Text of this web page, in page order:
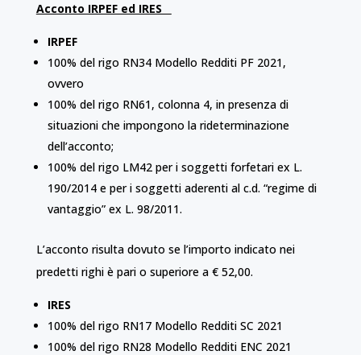
Acconto IRPEF ed IRES
IRPEF
100% del rigo RN34 Modello Redditi PF 2021,
ovvero
100% del rigo RN61, colonna 4, in presenza di
situazioni che impongono la rideterminazione
dell’acconto;
100% del rigo LM42 per i soggetti forfetari ex L.
190/2014 e per i soggetti aderenti al c.d. “regime di
vantaggio” ex L. 98/2011.
L’acconto risulta dovuto se l’importo indicato nei
predetti righi è pari o superiore a € 52,00.
IRES
100% del rigo RN17 Modello Redditi SC 2021
100% del rigo RN28 Modello Redditi ENC 2021